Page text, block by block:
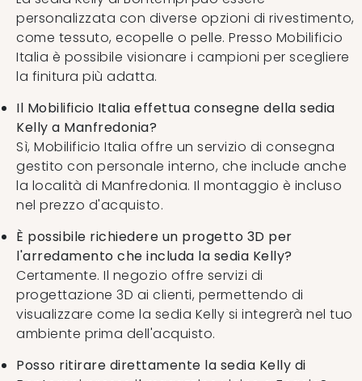
personalizzata con diverse opzioni di rivestimento,
come tessuto, ecopelle o pelle. Presso Mobilificio
Italia è possibile visionare i campioni per scegliere
la finitura più adatta.
Il Mobilificio Italia effettua consegne della sedia
Kelly a Manfredonia?
Sì, Mobilificio Italia offre un servizio di consegna
gestito con personale interno, che include anche
la località di Manfredonia. Il montaggio è incluso
nel prezzo d'acquisto.
È possibile richiedere un progetto 3D per
l'arredamento che includa la sedia Kelly?
Certamente. Il negozio offre servizi di
progettazione 3D ai clienti, permettendo di
visualizzare come la sedia Kelly si integrerà nel tuo
ambiente prima dell'acquisto.
Posso ritirare direttamente la sedia Kelly di